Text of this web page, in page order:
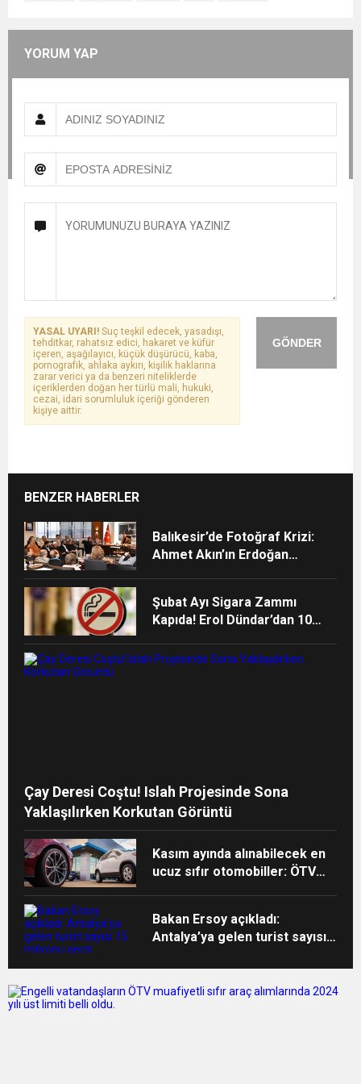
YORUM YAP
GÖNDER
YASAL UYARI! Suç teşkil edecek, yasadışı,
tehditkar, rahatsız edici, hakaret ve küfür
içeren, aşağılayıcı, küçük düşürücü, kaba,
pornografik, ahlaka aykırı, kişilik haklarına
zarar verici ya da benzeri niteliklerde
içeriklerden doğan her türlü mali, hukuki,
cezai, idari sorumluluk içeriği gönderen
kişiye aittir.
BENZER HABERLER
Balıkesir’de Fotoğraf Krizi:
Ahmet Akın’ın Erdoğan
Şubat Ayı Sigara Zammı
Kapıda! Erol Dündar’dan 10
Çay Deresi Coştu! Islah Projesinde Sona
Yaklaşılırken Korkutan Görüntü
Kasım ayında alınabilecek en
ucuz sıfır otomobiller: ÖTV
Bakan Ersoy açıkladı:
Antalya’ya gelen turist sayısı